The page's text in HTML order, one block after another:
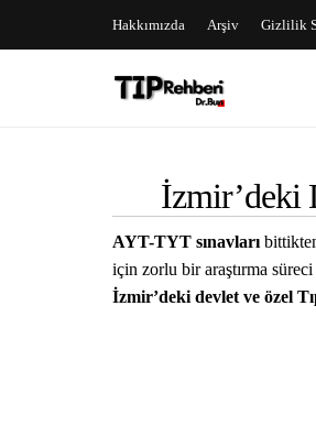
Hakkımızda Arşiv Gizlilik
İzmir’deki
AYT-TYT sınavları
için zorlu bir araştırma
İzmir’deki devlet ve özel